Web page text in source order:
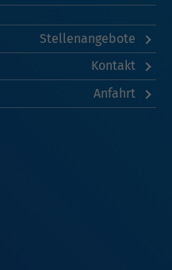
Stellenangebote
Kontakt
Anfahrt